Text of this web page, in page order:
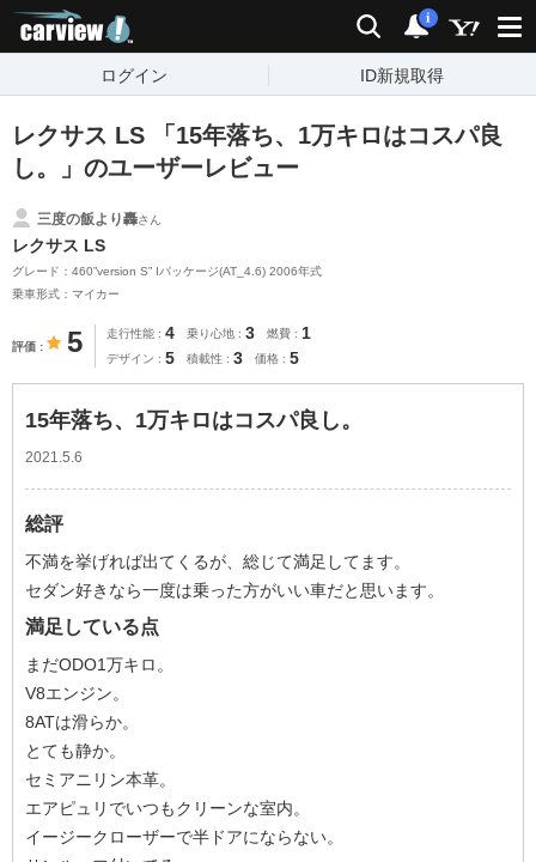
検索 通知
i
ログイン ID新規取得
レクサス LS 「15年落ち、1万キロはコスパ良
し。」のユーザーレビュー
三度の飯より轟さん
レクサス LS
グレード：460”version S” Iパッケージ(AT_4.6) 2006年式
乗車形式：マイカー
評価 5 走行性能 4 乗り心地 3 燃費 1
デザイン 5 積載性 3 価格 5
15年落ち、1万キロはコスパ良し。
2021.5.6
総評
不満を挙げれば出てくるが、総じて満足してます。
セダン好きなら一度は乗った方がいい車だと思います。
満足している点
まだODO1万キロ。
V8エンジン。
8ATは滑らか。
とても静か。
セミアニリン本革。
エアピュリでいつもクリーンな室内。
イージークローザーで半ドアにならない。